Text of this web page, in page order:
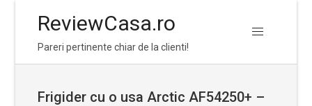
ReviewCasa.ro
Pareri pertinente chiar de la clienti!
Frigider cu o usa Arctic AF54250+ –